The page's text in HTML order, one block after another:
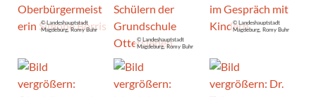
© Landeshauptstadt
Magdeburg, Romy Buhr
© Landeshauptstadt
Magdeburg, Romy Buhr
© Landeshauptstadt
Magdeburg, Romy Buhr